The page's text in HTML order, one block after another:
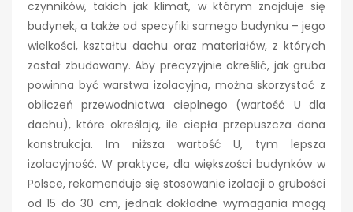
czynników, takich jak klimat, w którym znajduje się
budynek, a także od specyfiki samego budynku – jego
wielkości, kształtu dachu oraz materiałów, z których
został zbudowany. Aby precyzyjnie określić, jak gruba
powinna być warstwa izolacyjna, można skorzystać z
obliczeń przewodnictwa cieplnego (wartość U dla
dachu), które określają, ile ciepła przepuszcza dana
konstrukcja. Im niższa wartość U, tym lepsza
izolacyjność. W praktyce, dla większości budynków w
Polsce, rekomenduje się stosowanie izolacji o grubości
od 15 do 30 cm, jednak dokładne wymagania mogą